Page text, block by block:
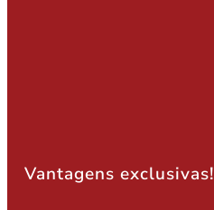
Vantagens exclusivas!